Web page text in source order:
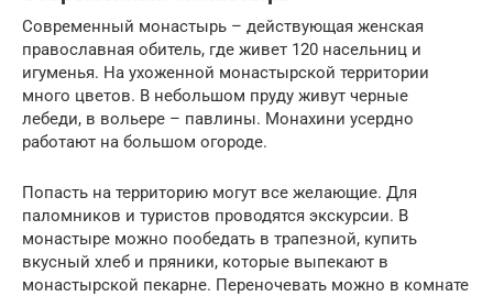
Современный монастырь – действующая женская
православная обитель, где живет 120 насельниц и
игуменья. На ухоженной монастырской территории
много цветов. В небольшом пруду живут черные
лебеди, в вольере – павлины. Монахини усердно
работают на большом огороде.
Попасть на территорию могут все желающие. Для
паломников и туристов проводятся экскурсии. В
монастыре можно пообедать в трапезной, купить
вкусный хлеб и пряники, которые выпекают в
монастырской пекарне. Переночевать можно в комнате